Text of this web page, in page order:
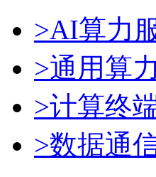
>AI算力
>通用算
>计算终
>数据通